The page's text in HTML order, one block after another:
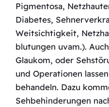
Pigmentosa,
Diabetes,
Weitsichtigkeit,
blutungen uvam.).
Glaukom, oder
und Operationen
behandeln. Dazu
Sehbehinderungen